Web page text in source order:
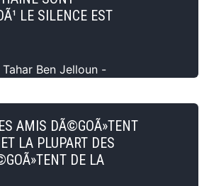
LE SILENCE EST
Tahar Ben Jelloun -
AMIS DÃ©GOÃ»TENT
LA PLUPART DES
DE LA